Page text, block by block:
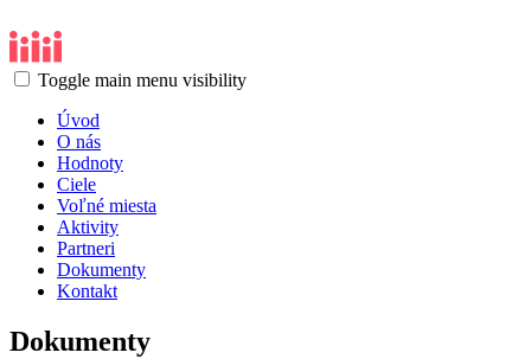
Toggle main menu visibility
Úvod
O nás
Hodnoty
Ciele
Voľné miesta
Aktivity
Partneri
Dokumenty
Kontakt
Dokumenty